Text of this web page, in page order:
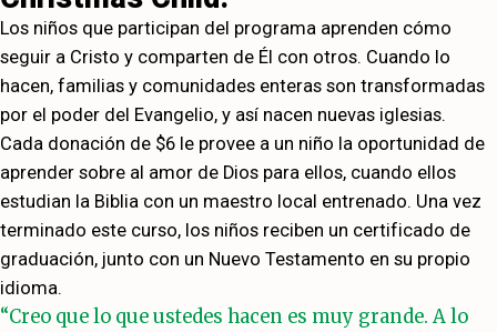
Los niños que participan del programa aprenden cómo
seguir a Cristo y comparten de Él con otros. Cuando lo
hacen, familias y comunidades enteras son transformadas
por el poder del Evangelio, y así nacen nuevas iglesias.
Cada donación de $6 le provee a un niño la oportunidad de
aprender sobre al amor de Dios para ellos, cuando ellos
estudian la Biblia con un maestro local entrenado. Una vez
terminado este curso, los niños reciben un certificado de
graduación, junto con un Nuevo Testamento en su propio
idioma.
“Creo que lo que ustedes hacen es muy grande. A lo